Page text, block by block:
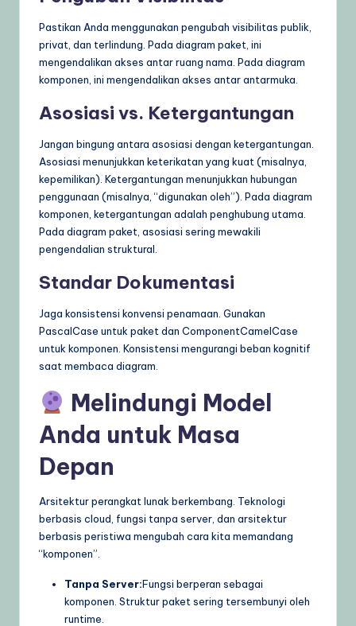
Pastikan Anda menggunakan pengubah visibilitas publik,
privat, dan terlindung. Pada diagram paket, ini
mengendalikan akses antar ruang nama. Pada diagram
komponen, ini mengendalikan akses antar antarmuka.
Asosiasi vs. Ketergantungan
Jangan bingung antara asosiasi dengan ketergantungan.
Asosiasi menunjukkan keterikatan yang kuat (misalnya,
kepemilikan). Ketergantungan menunjukkan hubungan
penggunaan (misalnya, “digunakan oleh”). Pada diagram
komponen, ketergantungan adalah penghubung utama.
Pada diagram paket, asosiasi sering mewakili
pengendalian struktural.
Standar Dokumentasi
Jaga konsistensi konvensi penamaan. Gunakan
PascalCase untuk paket dan ComponentCamelCase
untuk komponen. Konsistensi mengurangi beban kognitif
saat membaca diagram.
Melindungi Model
Anda untuk Masa
Depan
Arsitektur perangkat lunak berkembang. Teknologi
berbasis cloud, fungsi tanpa server, dan arsitektur
berbasis peristiwa mengubah cara kita memandang
“komponen”.
Tanpa Server:Fungsi berperan sebagai
komponen. Struktur paket sering tersembunyi oleh
runtime.